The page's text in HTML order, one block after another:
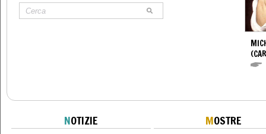
NOTIZIE MOSTRE